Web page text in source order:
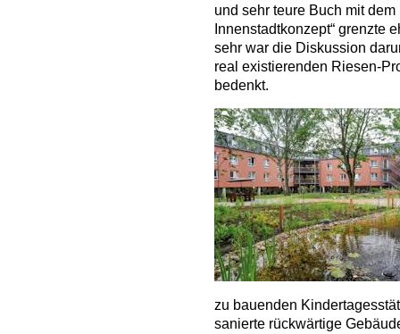
und sehr teure Buch mit
Innenstadtkonzept“ grenzte
sehr war die Diskussion
real existierenden Riesen-
bedenkt.
zu bauenden
sanierte rückwärtige